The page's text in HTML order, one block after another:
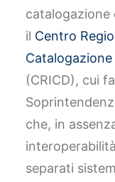
catalogazione
il Centro
(CRICD), cui
che, in
separati